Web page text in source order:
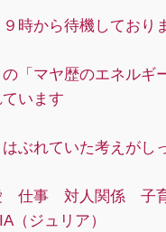
時から待機しており
「マヤ歴のエネルギ
います
ぶれていた考えがし
仕事 対人関係 子育
（ジュリア）